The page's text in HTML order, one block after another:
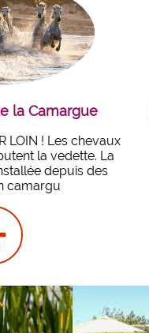
la Camargue
LOIN ! Les chevaux
la vedette. La
depuis des
camargu